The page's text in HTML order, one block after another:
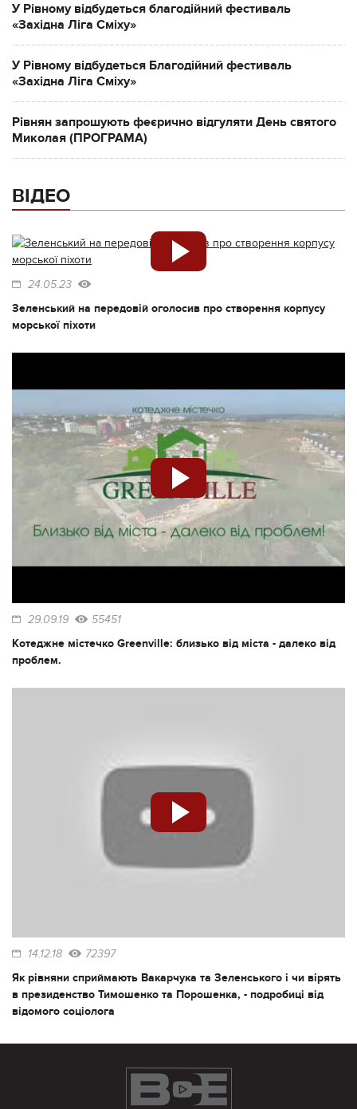
У Рівному відбудеться благодійний фестиваль
«Західна Ліга Сміху»
У Рівному відбудеться Благодійний фестиваль
«Західна Ліга Сміху»
Рівнян запрошують феєрично відгуляти День святого
Миколая (ПРОГРАМА)
ВІДЕО
24.05.23
Зеленський на передовій оголосив про створення корпусу
морської піхоти
29.09.19 55451
Котеджне містечко Greenville: близько від міста - далеко від
проблем.
14.12.18 72397
Як рівняни сприймають Вакарчука та Зеленського і чи вірять
в президенство Тимошенко та Порошенка, - подробиці від
відомого соціолога